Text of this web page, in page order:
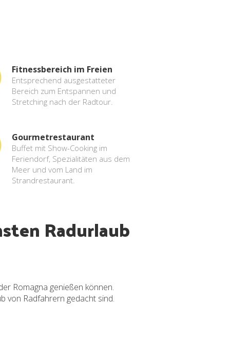
Fitnessbereich im Freien
Entsprechend ausgestatteter
Bereich zum Entspannen und
Stretching nach der Radtour.
Gourmetrestaurant
Buffet mit Show-Cooking im
Feriendorf, Spezialitäten aus dem
Meer und vom Land im
Strandrestaurant.
Radurlaub
Romagna genießen können.
von Radfahrern gedacht sind.